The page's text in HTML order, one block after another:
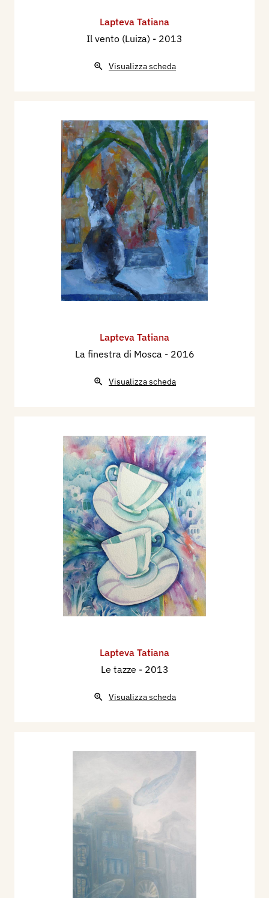
Lapteva Tatiana
Il vento (Luiza) - 2013
Visualizza scheda
Lapteva Tatiana
La finestra di Mosca - 2016
Visualizza scheda
Lapteva Tatiana
Le tazze - 2013
Visualizza scheda